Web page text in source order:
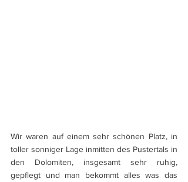
Wir waren auf einem sehr schönen Platz, in
toller sonniger Lage inmitten des Pustertals in
den Dolomiten, insgesamt sehr ruhig,
gepflegt und man bekommt alles was das